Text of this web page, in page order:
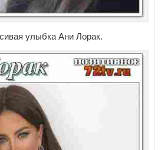
улыбка Ани Лорак.